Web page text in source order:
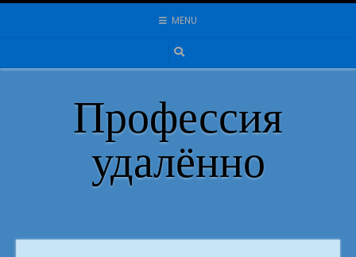
Skip
MENU
Профессия
удалённо